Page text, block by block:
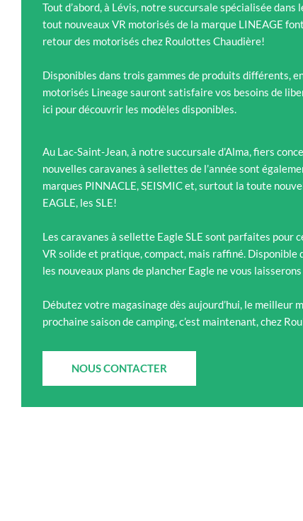
Tout d’abord, à Lévis, notre succursale spécialisée dans
tout nouveaux VR motorisés de la marque LINEAGE
retour des motorisés chez Roulottes Chaudière!
Disponibles dans trois gammes de produits différents,
motorisés Lineage sauront satisfaire vos besoins de
ici pour découvrir les modèles disponibles.
Au Lac-Saint-Jean, à notre succursale d’Alma, fiers
nouvelles caravanes à sellettes de l’année sont
marques PINNACLE, SEISMIC et, surtout la toute
EAGLE, les SLE!
Les caravanes à sellette Eagle SLE sont parfaites pour
VR solide et pratique, compact, mais raffiné. Disponible
les nouveaux plans de plancher Eagle ne vous
Débutez votre magasinage dès aujourd’hui, le meilleur
prochaine saison de camping, c’est maintenant, chez
NOUS CONTACTER